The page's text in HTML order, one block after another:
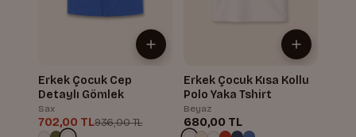
Erkek Çocuk Cep
Detaylı Gömlek
Sax
702,00 TL936,00 TL
Erkek Çocuk Kısa Kollu
Polo Yaka Tshirt
Beyaz
680,00 TL